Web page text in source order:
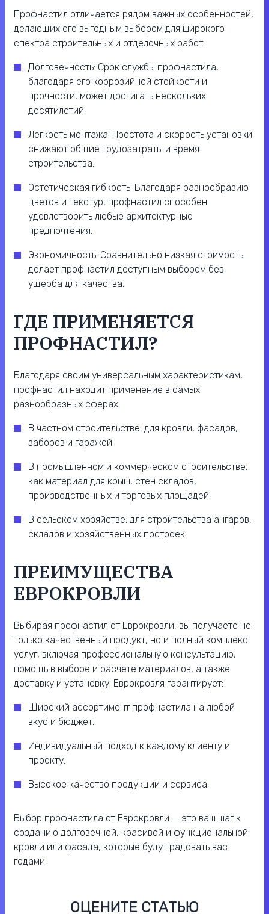
Профнастил отличается рядом важных особенностей,
делающих его выгодным выбором для широкого
спектра строительных и отделочных работ:
Долговечность: Срок службы профнастила,
благодаря его коррозийной стойкости и
прочности, может достигать нескольких
десятилетий.
Легкость монтажа: Простота и скорость установки
снижают общие трудозатраты и время
строительства.
Эстетическая гибкость: Благодаря разнообразию
цветов и текстур, профнастил способен
удовлетворить любые архитектурные
предпочтения.
Экономичность: Сравнительно низкая стоимость
делает профнастил доступным выбором без
ущерба для качества.
ГДЕ ПРИМЕНЯЕТСЯ
ПРОФНАСТИЛ?
Благодаря своим универсальным характеристикам,
профнастил находит применение в самых
разнообразных сферах:
В частном строительстве: для кровли, фасадов,
заборов и гаражей.
В промышленном и коммерческом строительстве:
как материал для крыш, стен складов,
производственных и торговых площадей.
В сельском хозяйстве: для строительства ангаров,
складов и хозяйственных построек.
ПРЕИМУЩЕСТВА
ЕВРОКРОВЛИ
Выбирая профнастил от Еврокровли, вы получаете не
только качественный продукт, но и полный комплекс
услуг, включая профессиональную консультацию,
помощь в выборе и расчете материалов, а также
доставку и установку. Еврокровля гарантирует:
Широкий ассортимент профнастила на любой
вкус и бюджет.
Индивидуальный подход к каждому клиенту и
проекту.
Высокое качество продукции и сервиса.
Выбор профнастила от Еврокровли — это ваш шаг к
созданию долговечной, красивой и функциональной
кровли или фасада, которые будут радовать вас
годами.
ОЦЕНИТЕ СТАТЬЮ